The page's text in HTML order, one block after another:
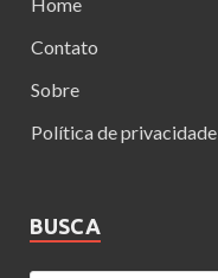
Contato
Sobre
Política de privacidade
BUSCA